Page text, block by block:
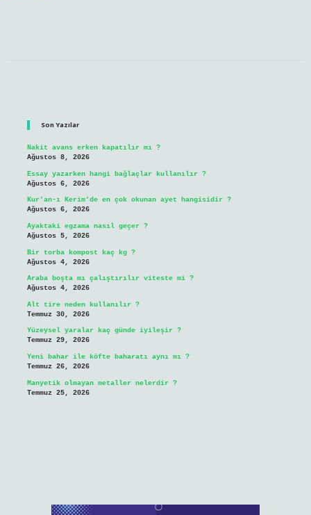
Son Yazılar
Nakit avans erken kapatılır mı ?
Ağustos 8, 2026
Essay yazarken hangi bağlaçlar kullanılır ?
Ağustos 6, 2026
Kur’an-ı Kerim’de en çok okunan ayet hangisidir ?
Ağustos 6, 2026
Ayaktaki egzama nasıl geçer ?
Ağustos 5, 2026
Bir torba kompost kaç kg ?
Ağustos 4, 2026
Araba boşta mı çalıştırılır viteste mi ?
Ağustos 4, 2026
Alt tire neden kullanılır ?
Temmuz 30, 2026
Yüzeysel yaralar kaç günde iyileşir ?
Temmuz 29, 2026
Yeni bahar ile köfte baharatı aynı mı ?
Temmuz 26, 2026
Manyetik olmayan metaller nelerdir ?
Temmuz 25, 2026